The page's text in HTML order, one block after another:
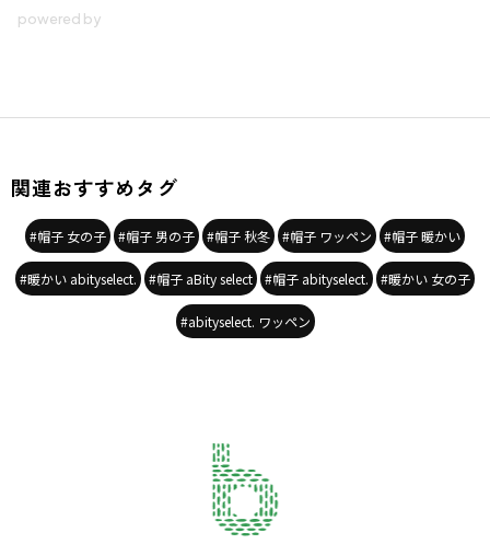
関連おすすめタグ
#帽子 女の子 #帽子 男の子 #帽子 秋冬 #帽子 ワッペン #帽子 暖かい
#暖かい abityselect. #帽子 aBity select #帽子 abityselect. #暖かい 女の子
#abityselect. ワッペン